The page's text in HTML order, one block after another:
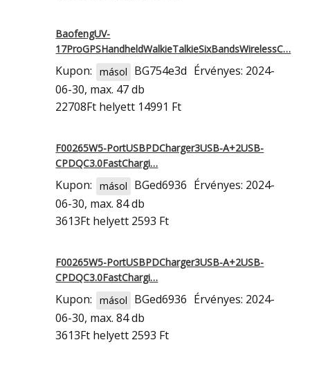
BaofengUV-
17ProGPSHandheldWalkieTalkieSixBandsWirelessC…
Kupon: másol BG754e3d Érvényes: 2024-
06-30, max. 47 db
22708Ft helyett 14991 Ft
F00265W5-PortUSBPDCharger3USB-A+2USB-
CPDQC3.0FastChargi…
Kupon: másol BGed6936 Érvényes: 2024-
06-30, max. 84 db
3613Ft helyett 2593 Ft
F00265W5-PortUSBPDCharger3USB-A+2USB-
CPDQC3.0FastChargi…
Kupon: másol BGed6936 Érvényes: 2024-
06-30, max. 84 db
3613Ft helyett 2593 Ft